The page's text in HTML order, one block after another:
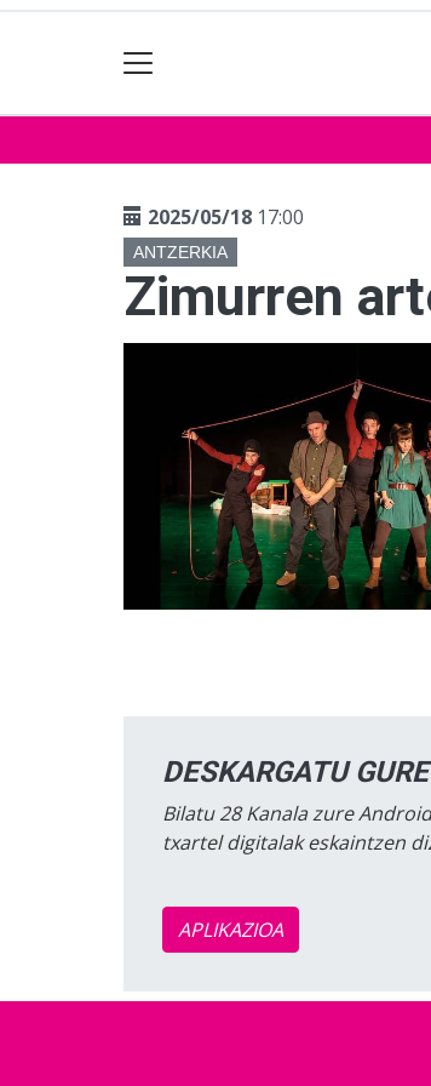
2025/05/18 17:00
ANTZERKIA
Zimurren
DESKARGATU
Bilatu 28 Kanala zure
txartel digitalak eskaintzen
APLIKAZIOA